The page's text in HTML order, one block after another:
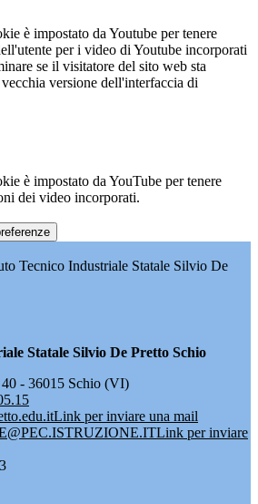
è impostato da Youtube per tenere
per i video di Youtube incorporati
se il visitatore del sito web sta
versione dell'interfaccia di
è impostato da YouTube per tenere
dei video incorporati.
Tecnico Industriale Statale Silvio De
Statale Silvio De Pretto Schio
- 36015 Schio (VI)
Link per inviare una mail
Link per inviare